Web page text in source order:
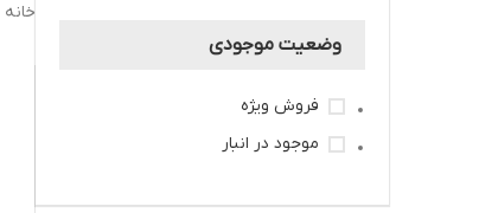
وضعیت موجودی
فروش ویژه
موجود در انبار
خانه